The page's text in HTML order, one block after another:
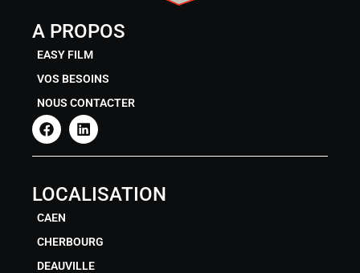
A PROPOS
EASY FILM
VOS BESOINS
NOUS CONTACTER
LOCALISATION
CAEN
CHERBOURG
DEAUVILLE